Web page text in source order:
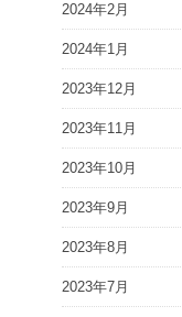
2024年2月
2024年1月
2023年12月
2023年11月
2023年10月
2023年9月
2023年8月
2023年7月